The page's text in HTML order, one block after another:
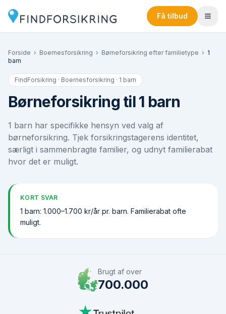
Få tilbud
Forside › Boernesforsikring › Børneforsikring efter familietype › 1
barn
FindForsikring · Boernesforsikring · 1 barn
Børneforsikring til 1 barn
1 barn har specifikke hensyn ved valg af
børneforsikring. Tjek forsikringstagerens identitet,
særligt i sammenbragte familier, og udnyt familierabat
hvor det er muligt.
KORT SVAR
1 barn: 1.000–1.700 kr/år pr. barn. Familierabat ofte
muligt.
Brugt af over
700.000